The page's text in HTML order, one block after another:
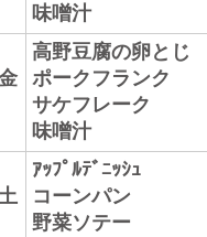
味噌汁
高野豆腐の卵とじ
ポークフランク
サケフレーク
味噌汁
ｱｯﾌﾟﾙﾃﾞﾆｯｼｭ
コーンパン
野菜ソテー